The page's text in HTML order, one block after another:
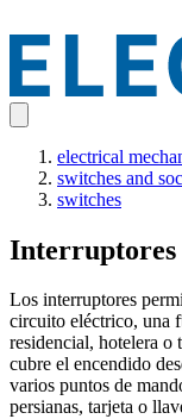
electrical
switches and
switches
Interruptores
Los interruptores
circuito eléctrico, una
residencial, hotelera o
cubre el encendido
varios puntos de
persianas, tarjeta o